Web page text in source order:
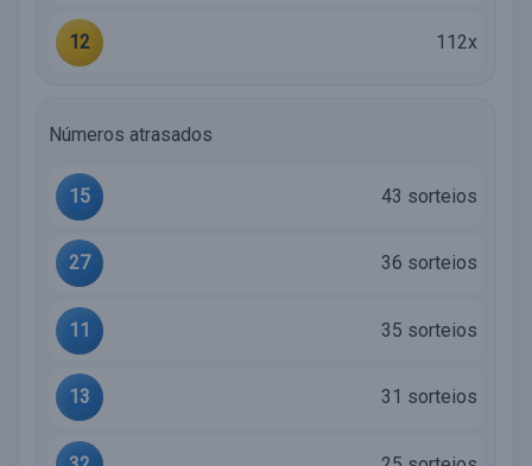
12 112x
Números atrasados
15 43 sorteios
27 36 sorteios
11 35 sorteios
13 31 sorteios